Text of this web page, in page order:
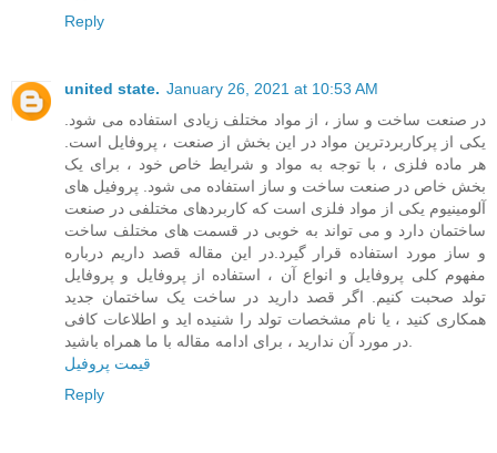
Reply
united state. January 26, 2021 at 10:53 AM
در صنعت ساخت و ساز ، از مواد مختلف زیادی استفاده می شود.
یکی از پرکاربردترین مواد در این بخش از صنعت ، پروفایل است.
هر ماده فلزی ، با توجه به مواد و شرایط خاص خود ، برای یک
بخش خاص در صنعت ساخت و ساز استفاده می شود. پروفیل های
آلومینیوم یکی از مواد فلزی است که کاربردهای مختلفی در صنعت
ساختمان دارد و می تواند به خوبی در قسمت های مختلف ساخت
و ساز مورد استفاده قرار گیرد.در این مقاله قصد داریم درباره
مفهوم کلی پروفایل و انواع آن ، استفاده از پروفایل و پروفایل
تولد صحبت کنیم. اگر قصد دارید در ساخت یک ساختمان جدید
همکاری کنید ، یا نام مشخصات تولد را شنیده اید و اطلاعات کافی
در مورد آن ندارید ، برای ادامه مقاله با ما همراه باشید.
قیمت پروفیل
Reply